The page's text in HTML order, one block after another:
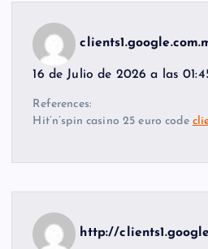
16 de Julio de 2026 a las
References:
Hit’n’spin casino 25 euro code
http://